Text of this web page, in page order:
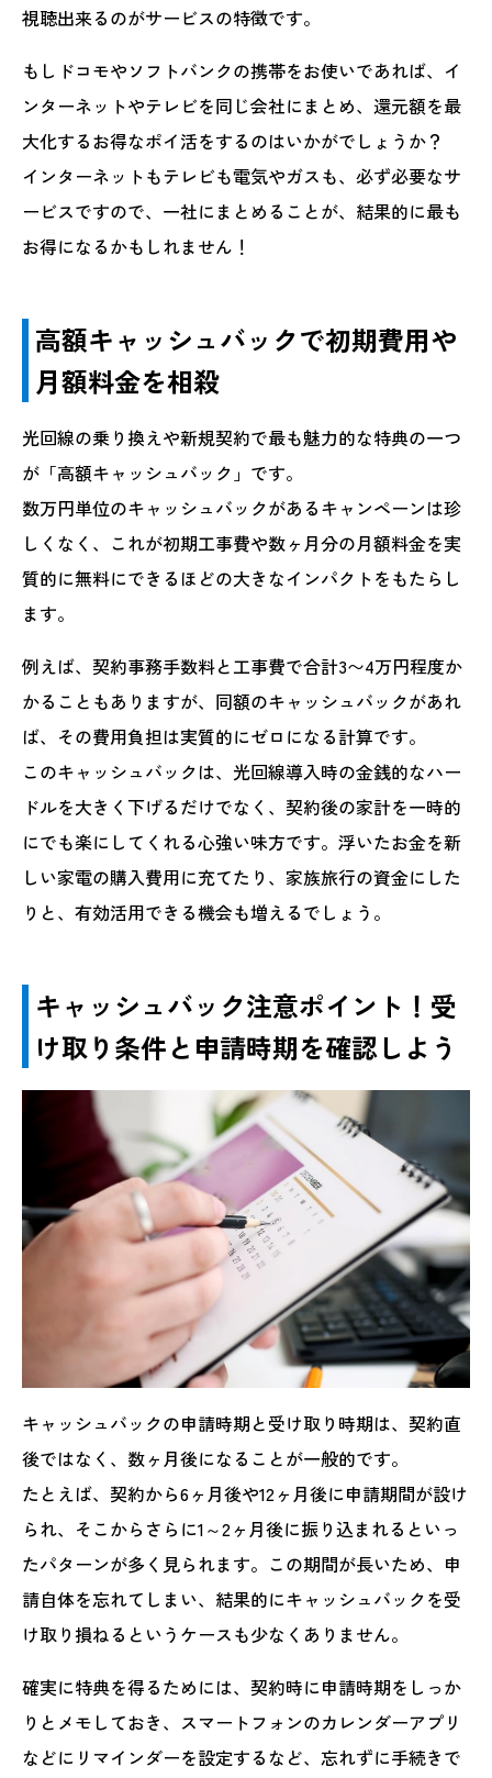
視聴出来るのがサービスの特徴です。
もしドコモやソフトバンクの携帯をお使いであれば、イ
ンターネットやテレビを同じ会社にまとめ、還元額を最
大化するお得なポイ活をするのはいかがでしょうか？
インターネットもテレビも電気やガスも、必ず必要なサ
ービスですので、一社にまとめることが、結果的に最も
お得になるかもしれません！
高額キャッシュバックで初期費用や
月額料金を相殺
光回線の乗り換えや新規契約で最も魅力的な特典の一つ
が「高額キャッシュバック」です。
数万円単位のキャッシュバックがあるキャンペーンは珍
しくなく、これが初期工事費や数ヶ月分の月額料金を実
質的に無料にできるほどの大きなインパクトをもたらし
ます。
例えば、契約事務手数料と工事費で合計3〜4万円程度か
かることもありますが、同額のキャッシュバックがあれ
ば、その費用負担は実質的にゼロになる計算です。
このキャッシュバックは、光回線導入時の金銭的なハー
ドルを大きく下げるだけでなく、契約後の家計を一時的
にでも楽にしてくれる心強い味方です。浮いたお金を新
しい家電の購入費用に充てたり、家族旅行の資金にした
りと、有効活用できる機会も増えるでしょう。
キャッシュバック注意ポイント！受
け取り条件と申請時期を確認しよう
キャッシュバックの申請時期と受け取り時期は、契約直
後ではなく、数ヶ月後になることが一般的です。
たとえば、契約から6ヶ月後や12ヶ月後に申請期間が設け
られ、そこからさらに1～2ヶ月後に振り込まれるといっ
たパターンが多く見られます。この期間が長いため、申
請自体を忘れてしまい、結果的にキャッシュバックを受
け取り損ねるというケースも少なくありません。
確実に特典を得るためには、契約時に申請時期をしっか
りとメモしておき、スマートフォンのカレンダーアプリ
などにリマインダーを設定するなど、忘れずに手続きで